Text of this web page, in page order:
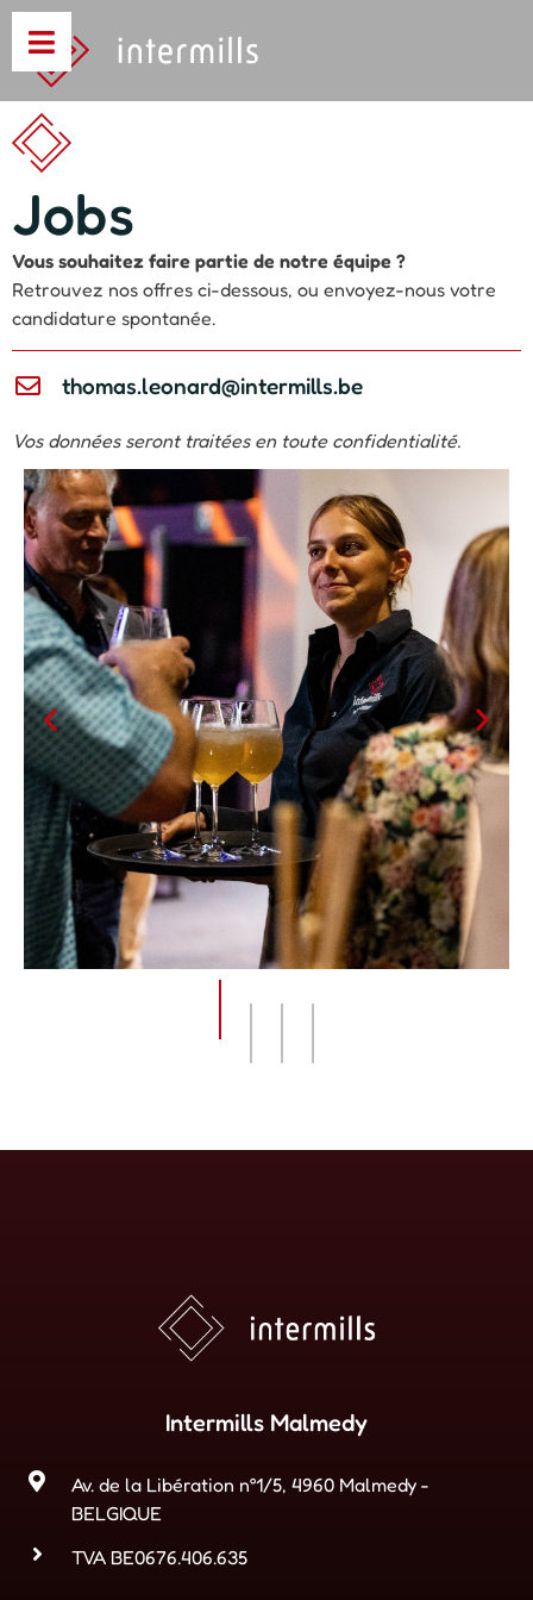
Jobs
Vous souhaitez faire partie de notre équipe ?
Retrouvez nos offres ci-dessous, ou envoyez-nous votre
candidature spontanée.
thomas.leonard@intermills.be
Vos données seront traitées en toute confidentialité.
Intermills Malmedy
Av. de la Libération n°1/5, 4960 Malmedy -
BELGIQUE
TVA BE0676.406.635